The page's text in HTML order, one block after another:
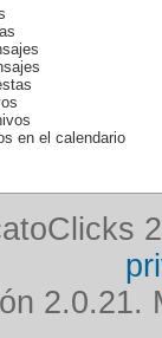
en el calendario
2.0.21.